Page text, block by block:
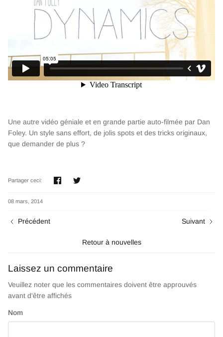
Une autre vidéo géniale et en grande partie auto-filmée par Dan
Foley. Un style sans effort, de jolis spots et des tricks originaux,
que demander de plus ?
Partager ceci: PartagerTweeter
08 mars, 2014
Précédent
Retour à nouvelles
Suivant
Laissez un commentaire
Veuillez noter que les commentaires doivent être approuvés
avant d'être affichés
Nom